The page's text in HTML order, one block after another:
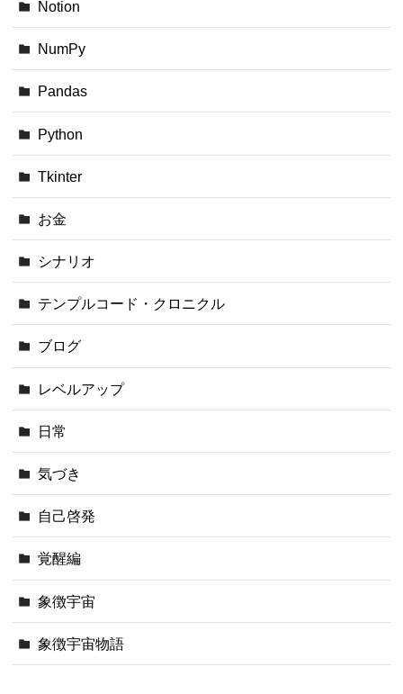
Notion
NumPy
Pandas
Python
Tkinter
お金
シナリオ
テンプルコード・クロニクル
ブログ
レベルアップ
日常
気づき
自己啓発
覚醒編
象徴宇宙
象徴宇宙物語